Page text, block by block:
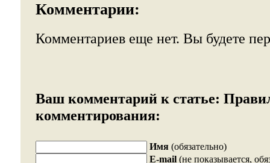
Комментарии:
Комментариев еще нет. Вы будете
Ваш комментарий к статье:
комментирования:
Имя (обязательно)
E-mail (не показывается,